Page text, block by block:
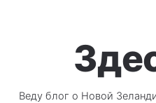
Веду блог о Новой